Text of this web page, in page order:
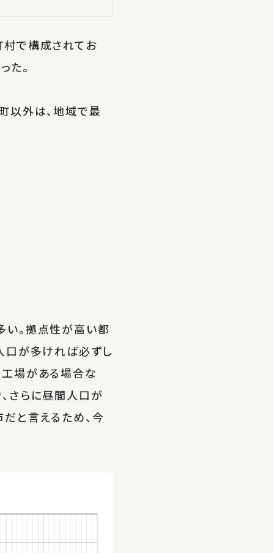
で構成されてお
た。
以外は、地域で最
。拠点性が高い都
口が多ければ必ずし
場がある場合な
さらに昼間人口が
と言えるため、今